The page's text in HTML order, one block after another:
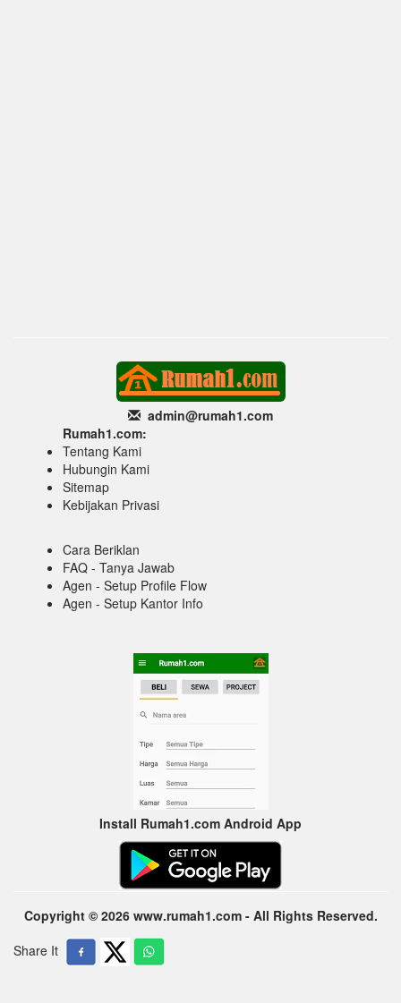
admin@rumah1.com
Rumah1.com:
Tentang Kami
Hubungin Kami
Sitemap
Kebijakan Privasi
Cara Beriklan
FAQ - Tanya Jawab
Agen - Setup Profile Flow
Agen - Setup Kantor Info
Install Rumah1.com Android App
Copyright © 2026 www.rumah1.com - All Rights Reserved.
Share It